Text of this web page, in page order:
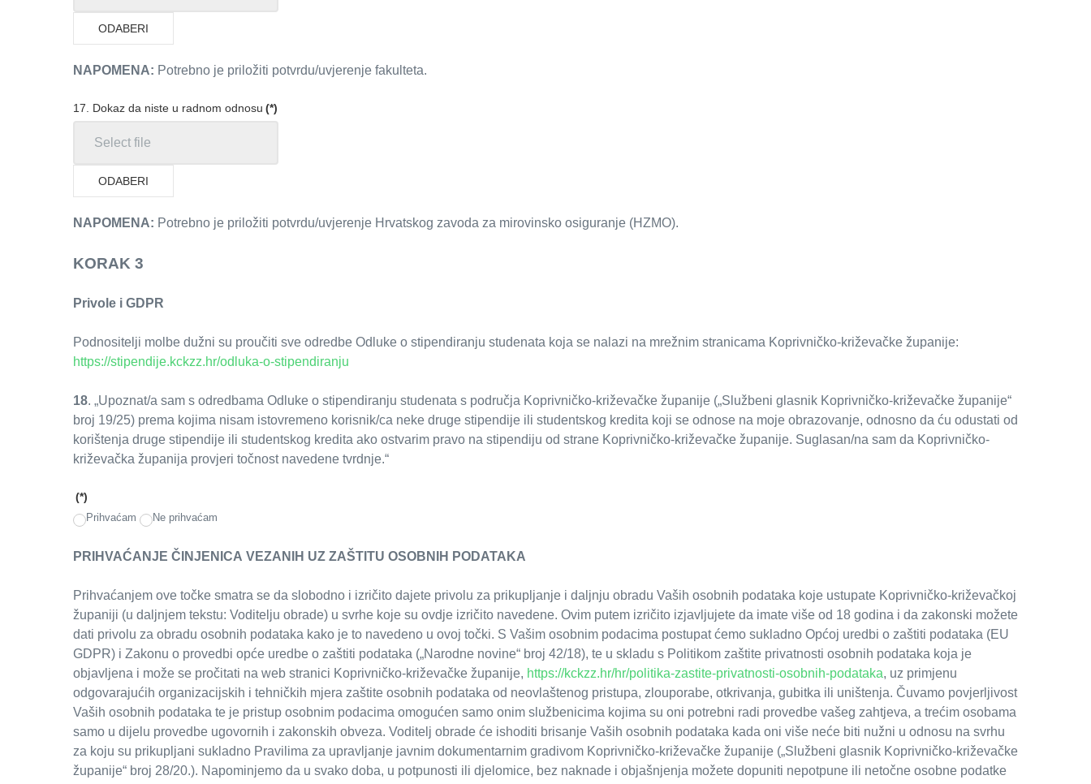
ODABERI
NAPOMENA: Potrebno je priložiti potvrdu/uvjerenje fakulteta.
17. Dokaz da niste u radnom odnosu (*)
ODABERI
NAPOMENA: Potrebno je priložiti potvrdu/uvjerenje Hrvatskog zavoda za mirovinsko osiguranje (HZMO).
KORAK 3
Privole i GDPR
Podnositelji molbe dužni su proučiti sve odredbe Odluke o stipendiranju studenata koja se nalazi na mrežnim stranicama Koprivničko-križevačke županije:
https://stipendije.kckzz.hr/odluka-o-stipendiranju
18. „Upoznat/a sam s odredbama Odluke o stipendiranju studenata s područja Koprivničko-križevačke županije („Službeni glasnik Koprivničko-križevačke županije“
broj 19/25) prema kojima nisam istovremeno korisnik/ca neke druge stipendije ili studentskog kredita koji se odnose na moje obrazovanje, odnosno da ću odustati od
korištenja druge stipendije ili studentskog kredita ako ostvarim pravo na stipendiju od strane Koprivničko-križevačke županije. Suglasan/na sam da Koprivničko-
križevačka županija provjeri točnost navedene tvrdnje.“
(*)
Prihvaćam Ne prihvaćam
PRIHVAĆANJE ČINJENICA VEZANIH UZ ZAŠTITU OSOBNIH PODATAKA
Prihvaćanjem ove točke smatra se da slobodno i izričito dajete privolu za prikupljanje i daljnju obradu Vaših osobnih podataka koje ustupate Koprivničko-križevačkoj
županiji (u daljnjem tekstu: Voditelju obrade) u svrhe koje su ovdje izričito navedene. Ovim putem izričito izjavljujete da imate više od 18 godina i da zakonski možete
dati privolu za obradu osobnih podataka kako je to navedeno u ovoj točki. S Vašim osobnim podacima postupat ćemo sukladno Općoj uredbi o zaštiti podataka (EU
GDPR) i Zakonu o provedbi opće uredbe o zaštiti podataka („Narodne novine“ broj 42/18), te u skladu s Politikom zaštite privatnosti osobnih podataka koja je
objavljena i može se pročitati na web stranici Koprivničko-križevačke županije, https://kckzz.hr/hr/politika-zastite-privatnosti-osobnih-podataka, uz primjenu
odgovarajućih organizacijskih i tehničkih mjera zaštite osobnih podataka od neovlaštenog pristupa, zlouporabe, otkrivanja, gubitka ili uništenja. Čuvamo povjerljivost
Vaših osobnih podataka te je pristup osobnim podacima omogućen samo onim službenicima kojima su oni potrebni radi provedbe vašeg zahtjeva, a trećim osobama
samo u dijelu provedbe ugovornih i zakonskih obveza. Voditelj obrade će ishoditi brisanje Vaših osobnih podataka kada oni više neće biti nužni u odnosu na svrhu
za koju su prikupljani sukladno Pravilima za upravljanje javnim dokumentarnim gradivom Koprivničko-križevačke županije („Službeni glasnik Koprivničko-križevačke
županije“ broj 28/20.). Napominjemo da u svako doba, u potpunosti ili djelomice, bez naknade i objašnjenja možete dopuniti nepotpune ili netočne osobne podatke